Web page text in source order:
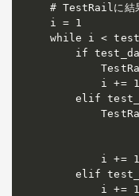
# TestRailに結果
i = 1
while i <
if
        i += 1
elif
        i += 1
elif
        i += 1